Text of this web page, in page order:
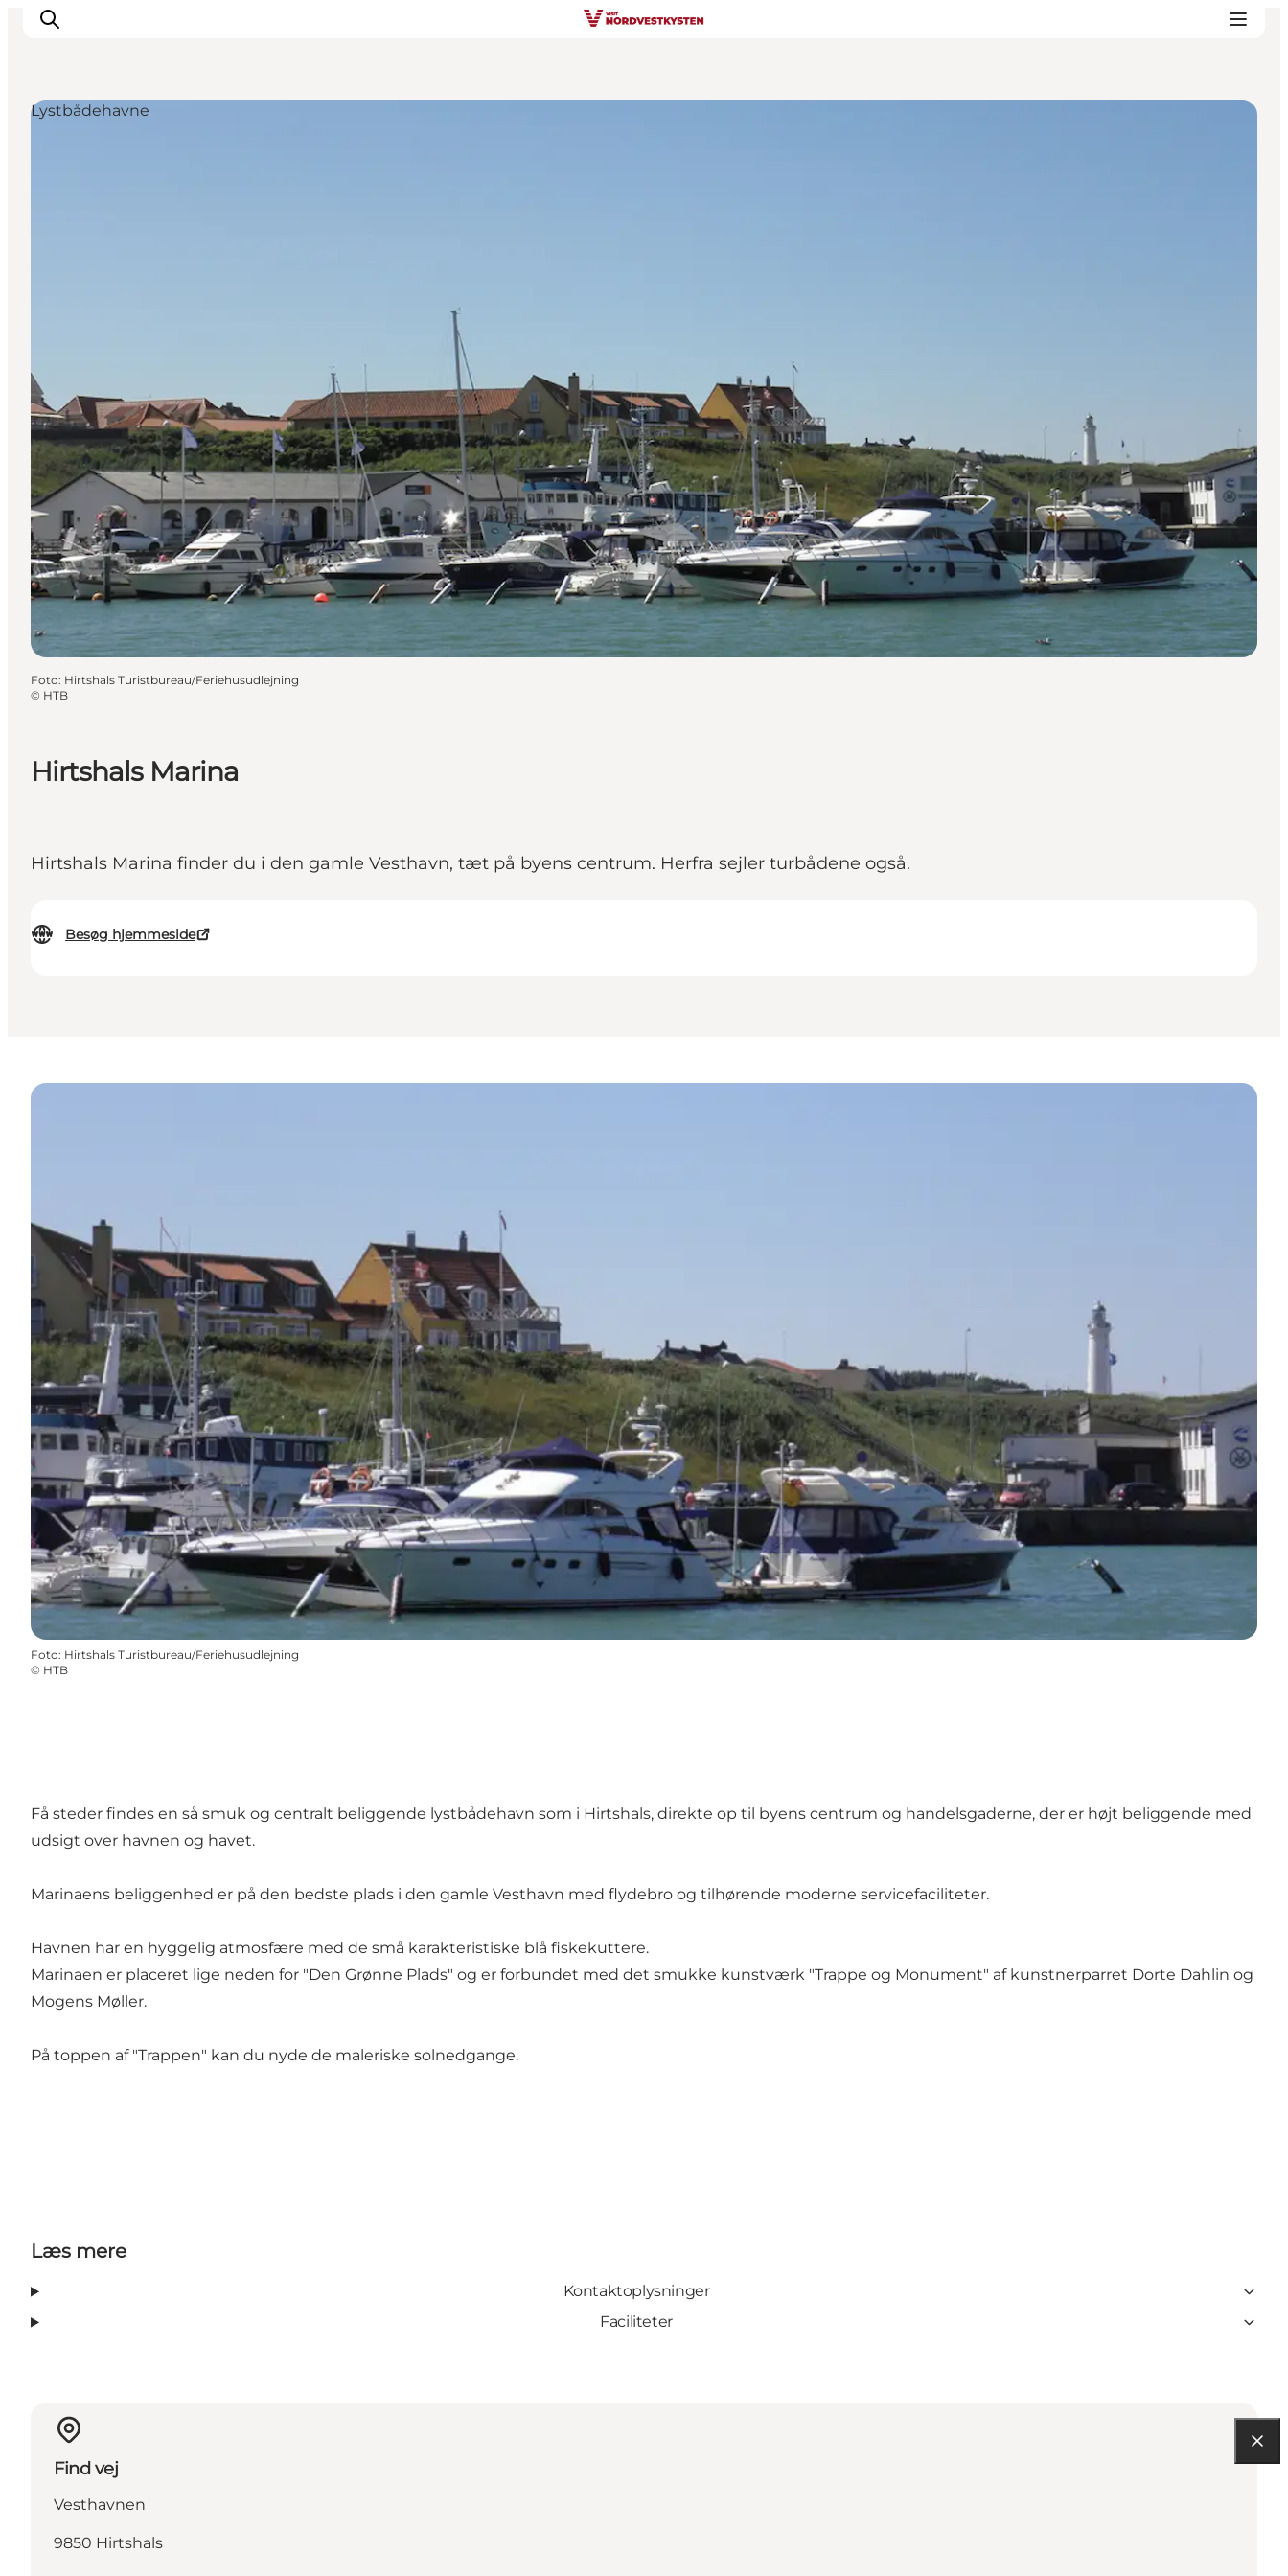
Hirtshals Marina
Hirtshals Marina finder du i den gamle Vesthavn, tæt på byens centrum. Herfra sejler turbådene også.
Besøg hjemmeside
Lystbådehavne
Foto: Hirtshals Turistbureau/Feriehusudlejning
© HTB
Foto: Hirtshals Turistbureau/Feriehusudlejning
© HTB
Få steder findes en så smuk og centralt beliggende lystbådehavn som i Hirtshals, direkte op til byens centrum og handelsgaderne, der er højt beliggende med
udsigt over havnen og havet.
Marinaens beliggenhed er på den bedste plads i den gamle Vesthavn med flydebro og tilhørende moderne servicefaciliteter.
Havnen har en hyggelig atmosfære med de små karakteristiske blå fiskekuttere.
Marinaen er placeret lige neden for "Den Grønne Plads" og er forbundet med det smukke kunstværk "Trappe og Monument" af kunstnerparret Dorte Dahlin og
Mogens Møller.
På toppen af "Trappen" kan du nyde de maleriske solnedgange.
Læs mere
Kontaktoplysninger
Faciliteter
Find vej
Vesthavnen
9850 Hirtshals